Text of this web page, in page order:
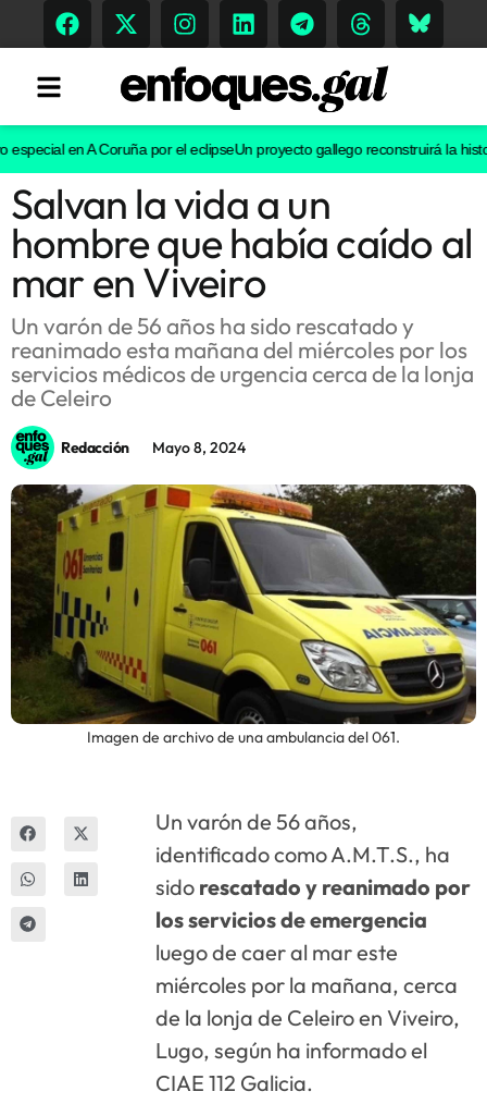
Tendencias
Memoria Histórica
Gastronomía
Escenarios
Sostenibilidad
Innova
en A Coruña por el eclipseUn proyecto gallego reconstruirá la
Salvan la vida a un
hombre que había caído al
mar en Viveiro
Un varón de 56 años ha sido rescatado y
reanimado esta mañana del miércoles por los
servicios médicos de urgencia cerca de la lonja
de Celeiro
Redacción Mayo 8, 2024
Imagen de archivo de una ambulancia del 061.
Un varón de 56 años,
identificado como A.M.T.S., ha
sido rescatado y reanimado por
los servicios de emergencia
luego de caer al mar este
miércoles por la mañana, cerca
de la lonja de Celeiro en Viveiro,
Lugo, según ha informado el
CIAE 112 Galicia.